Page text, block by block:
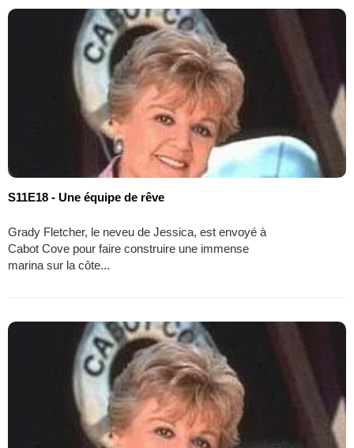
S11E18 - Une équipe de rêve
Grady Fletcher, le neveu de Jessica, est envoyé à
Cabot Cove pour faire construire une immense
marina sur la côte...